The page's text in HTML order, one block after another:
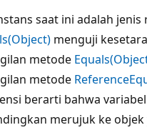
saat ini adalah
menguji
metode
metode
berarti bahwa
merujuk ke objek